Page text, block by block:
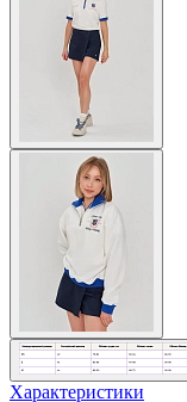
Характеристики